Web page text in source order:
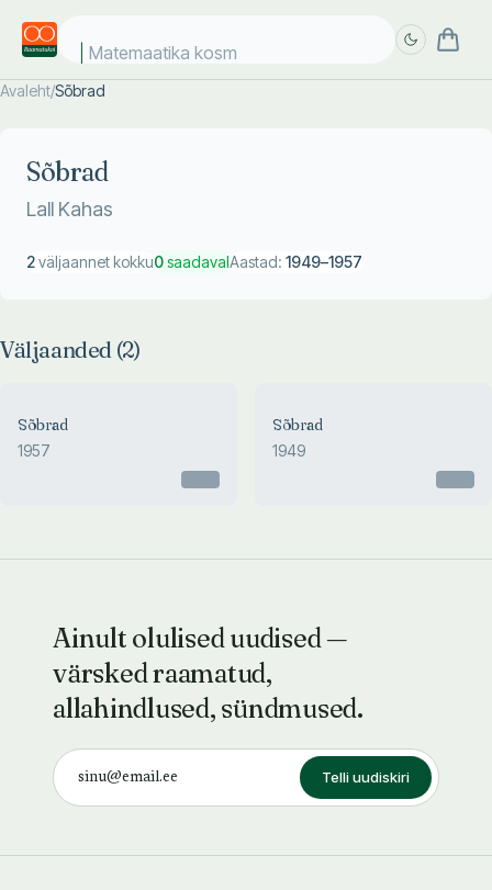
Matemaatika kosmo
Avaleht/Sõbrad
Sõbrad
Lall Kahas
2väljaannet kokku0saadavalAastad: 1949–1957
Väljaanded (2)
Sõbrad
1957
Sõbrad
1949
Ainult olulised uudised —
värsked raamatud,
allahindlused, sündmused.
Telli uudiskiri